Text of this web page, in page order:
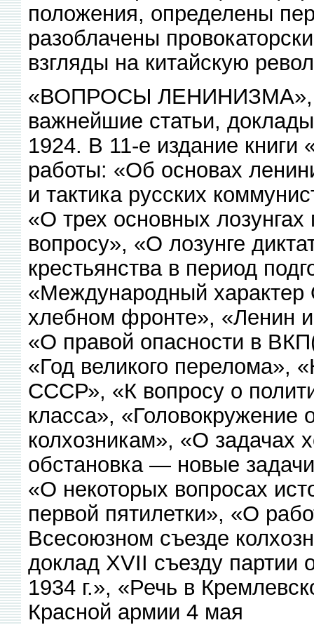
положения, определены
разоблачены
взгляды на китайскую
«ВОПРОСЫ ЛЕНИНИЗМА»,
важнейшие статьи,
1924. В 11-е издание
работы: «Об основах
и тактика русских
«О трех основных лозунгах
вопросу», «О лозунге
крестьянства в период
«Международный
хлебном фронте», «Ленин
«О правой опасности в
«Год великого перелома»,
СССР», «К вопросу о
класса», «Головокружение
колхозникам», «О задачах
обстановка — новые задачи
«О некоторых вопросах
первой пятилетки», «О
Всесоюзном съезде
доклад XVII съезду
1934 г.», «Речь в
Красной армии 4 мая